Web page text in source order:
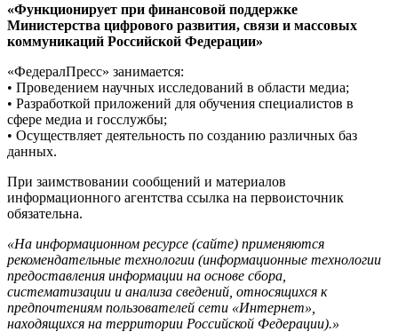
«Функционирует при финансовой поддержке
Министерства цифрового развития, связи и массовых
коммуникаций Российской Федерации»
«ФедералПресс» занимается:
• Проведением научных исследований в области медиа;
• Разработкой приложений для обучения специалистов в
сфере медиа и госслужбы;
• Осуществляет деятельность по созданию различных баз
данных.
При заимствовании сообщений и материалов
информационного агентства ссылка на первоисточник
обязательна.
«На информационном ресурсе (сайте) применяются
рекомендательные технологии (информационные технологии
предоставления информации на основе сбора,
систематизации и анализа сведений, относящихся к
предпочтениям пользователей сети «Интернет»,
находящихся на территории Российской Федерации).»